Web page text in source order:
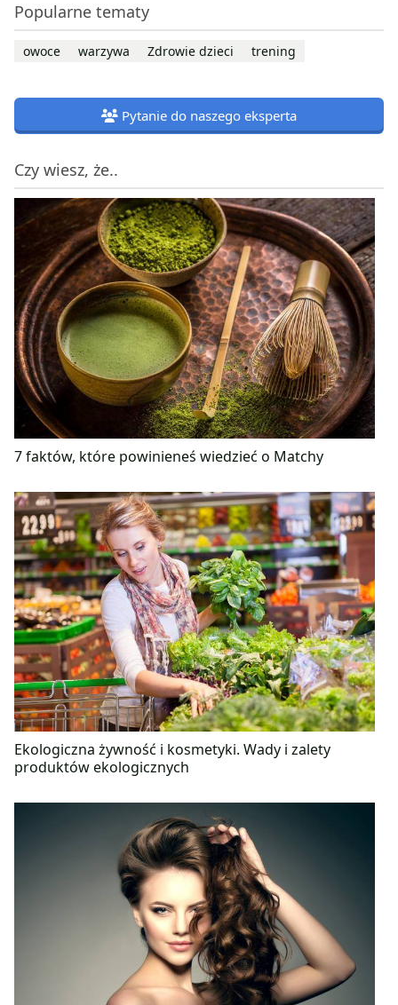
Popularne tematy
owoce warzywa Zdrowie dzieci trening
Pytanie do naszego eksperta
Czy wiesz, że..
7 faktów, które powinieneś wiedzieć o Matchy
Ekologiczna żywność i kosmetyki. Wady i zalety
produktów ekologicznych